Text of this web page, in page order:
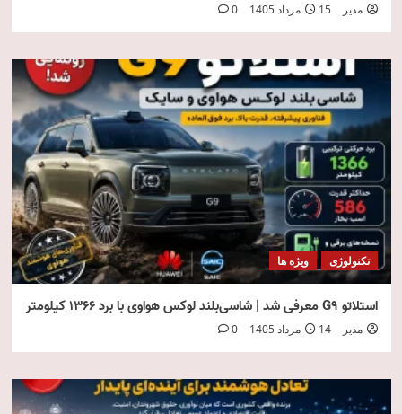
مدیر 15 مرداد 1405 0
تکنولوژی ویژه ها
استلاتو G9 معرفی شد | شاسی‌بلند لوکس هواوی با برد ۱۳۶۶ کیلومتر
مدیر 14 مرداد 1405 0